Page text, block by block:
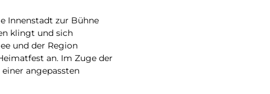
Innenstadt zur Bühne
klingt und sich
und der Region
an. Im Zuge der
angepassten